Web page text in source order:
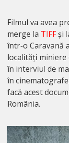
Filmul va avea
merge la TIFFși
într-o Caravană
localități miniere
în interviul de
în
facă acest
România.